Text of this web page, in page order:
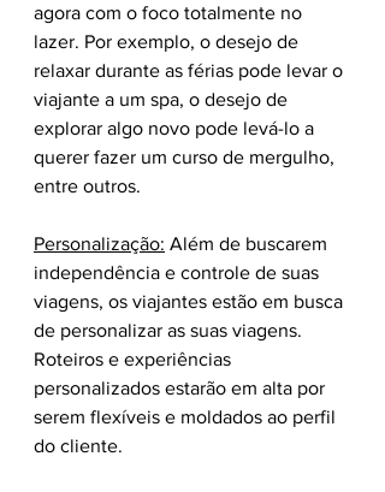
agora com o foco totalmente no
lazer. Por exemplo, o desejo de
relaxar durante as férias pode levar o
viajante a um spa, o desejo de
explorar algo novo pode levá-lo a
querer fazer um curso de mergulho,
entre outros.
Personalização: Além de buscarem
independência e controle de suas
viagens, os viajantes estão em busca
de personalizar as suas viagens.
Roteiros e experiências
personalizados estarão em alta por
serem flexíveis e moldados ao perfil
do cliente.